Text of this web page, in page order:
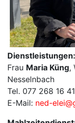
Dienstleistungen:
Frau Maria Küng,
Nesselnbach
Tel. 077 268 16 41
E-Mail: ned-